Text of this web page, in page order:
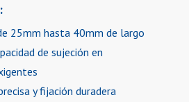
25mm hasta 40mm de largo
de sujeción en
y fijación duradera